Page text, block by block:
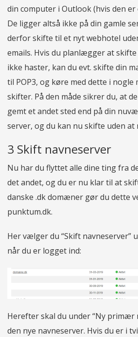
din computer i Outlook (hvis den er
De ligger altså ikke på din gamle
derfor skifte til et nyt webhotel
emails. Hvis du planlægger at
ikke haster, kan du evt. skifte din
til POP3, og køre med dette i nogle
skifter. På den måde sikrer du, at
gemt et andet sted end på din
server, og du kan nu skifte uden at
3 Skift navneserver
Nu har du flyttet alle dine ting fra
det andet, og du er nu klar til at
danske .dk domæner gør du dette
punktum.dk.
Her vælger du “Skift navneserver”
når du er logget ind:
Herefter skal du under “Ny primær
den nye navneserver. Hvis du er i